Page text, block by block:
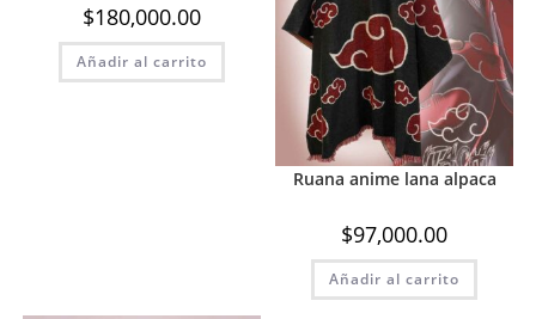
$180,000.00
Añadir al carrito
Ruana anime lana alpaca
$97,000.00
Añadir al carrito